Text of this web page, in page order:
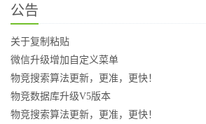
公告
关于复制粘贴
微信升级增加自定义菜单
物竞搜索算法更新，更准，更快！
物竞数据库升级V5版本
物竞搜索算法更新，更准，更快！